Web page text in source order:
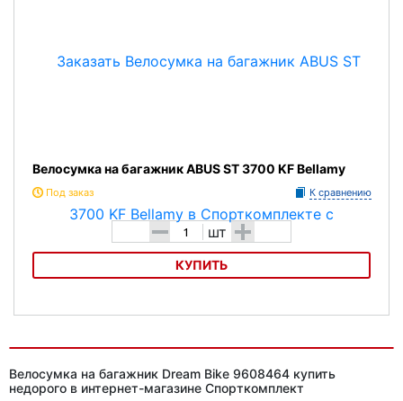
Велосумка на багажник ABUS ST 3700 KF Bellamy
Под заказ К сравнению
- шт +
КУПИТЬ
Велосумка на багажник Dream Bike 9608464 купить
недорого в интернет-магазине Спорткомплект